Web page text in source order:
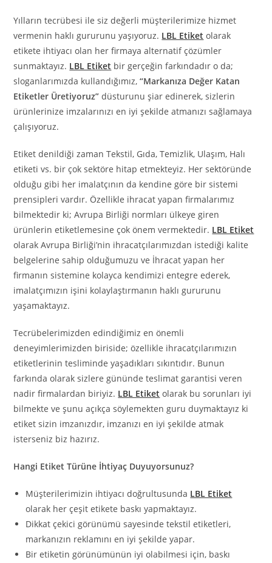
Yılların tecrübesi ile siz değerli müşterilerimize hizmet
vermenin haklı gururunu yaşıyoruz. LBL Etiket olarak
etikete ihtiyacı olan her firmaya alternatif çözümler
sunmaktayız. LBL Etiket bir gerçeğin farkındadır o da;
sloganlarımızda kullandığımız,“Markanıza Değer Katan
Etiketler Üretiyoruz” düsturunu şiar edinerek, sizlerin
ürünlerinize imzalarınızı en iyi şekilde atmanızı sağlamaya
çalışıyoruz.
Etiket denildiği zaman Tekstil, Gıda, Temizlik, Ulaşım, Halı
etiketi vs. bir çok sektöre hitap etmekteyiz. Her sektöründe
olduğu gibi her imalatçının da kendine göre bir sistemi
prensipleri vardır. Özellikle ihracat yapan firmalarımız
bilmektedir ki; Avrupa Birliği normları ülkeye giren
ürünlerin etiketlemesine çok önem vermektedir. LBL Etiket
olarak Avrupa Birliği’nin ihracatçılarımızdan istediği kalite
belgelerine sahip olduğumuzu ve İhracat yapan her
firmanın sistemine kolayca kendimizi entegre ederek,
imalatçımızın işini kolaylaştırmanın haklı gururunu
yaşamaktayız.
Tecrübelerimizden edindiğimiz en önemli
deneyimlerimizden biriside; özellikle ihracatçılarımızın
etiketlerinin tesliminde yaşadıkları sıkıntıdır. Bunun
farkında olarak sizlere gününde teslimat garantisi veren
nadir firmalardan biriyiz. LBL Etiket olarak bu sorunları iyi
bilmekte ve şunu açıkça söylemekten guru duymaktayız ki
etiket sizin imzanızdır, imzanızı en iyi şekilde atmak
isterseniz biz hazırız.
Hangi Etiket Türüne İhtiyaç Duyuyorsunuz?
Müşterilerimizin ihtiyacı doğrultusunda LBL Etiket
olarak her çeşit etikete baskı yapmaktayız.
Dikkat çekici görünümü sayesinde tekstil etiketleri,
markanızın reklamını en iyi şekilde yapar.
Bir etiketin görünümünün iyi olabilmesi için, baskı